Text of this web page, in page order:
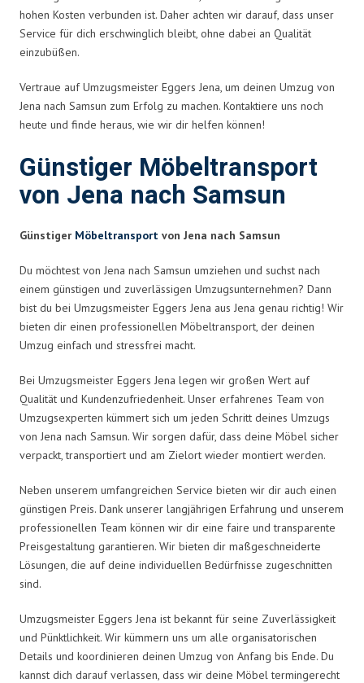
hohen Kosten verbunden ist. Daher achten wir darauf, dass unser
Service für dich erschwinglich bleibt, ohne dabei an Qualität
einzubüßen.
Vertraue auf Umzugsmeister Eggers Jena, um deinen Umzug von
Jena nach Samsun zum Erfolg zu machen. Kontaktiere uns noch
heute und finde heraus, wie wir dir helfen können!
Günstiger Möbeltransport
von Jena nach Samsun
Günstiger Möbeltransport von Jena nach Samsun
Du möchtest von Jena nach Samsun umziehen und suchst nach
einem günstigen und zuverlässigen Umzugsunternehmen? Dann
bist du bei Umzugsmeister Eggers Jena aus Jena genau richtig! Wir
bieten dir einen professionellen Möbeltransport, der deinen
Umzug einfach und stressfrei macht.
Bei Umzugsmeister Eggers Jena legen wir großen Wert auf
Qualität und Kundenzufriedenheit. Unser erfahrenes Team von
Umzugsexperten kümmert sich um jeden Schritt deines Umzugs
von Jena nach Samsun. Wir sorgen dafür, dass deine Möbel sicher
verpackt, transportiert und am Zielort wieder montiert werden.
Neben unserem umfangreichen Service bieten wir dir auch einen
günstigen Preis. Dank unserer langjährigen Erfahrung und unserem
professionellen Team können wir dir eine faire und transparente
Preisgestaltung garantieren. Wir bieten dir maßgeschneiderte
Lösungen, die auf deine individuellen Bedürfnisse zugeschnitten
sind.
Umzugsmeister Eggers Jena ist bekannt für seine Zuverlässigkeit
und Pünktlichkeit. Wir kümmern uns um alle organisatorischen
Details und koordinieren deinen Umzug von Anfang bis Ende. Du
kannst dich darauf verlassen, dass wir deine Möbel termingerecht